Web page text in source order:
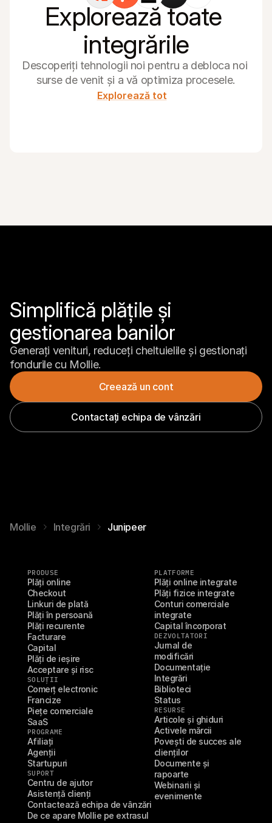
Explorează toate
integrările
Descoperiți tehnologii noi pentru a debloca noi
surse de venit și a vă optimiza procesele.
Explorează tot
Simplifică plățile și
gestionarea banilor
Generați venituri, reduceți cheltuielile și gestionați
fondurile cu Mollie.
Creează un cont
Contactați echipa de vânzări
Mollie Integrări Junipeer
PRODUSE
Plăți online
Checkout
Linkuri de plată
Plăți în persoană
Plăți recurente
Facturare
Capital
Plăți de ieșire
Acceptare și risc
SOLUȚII
Comerț electronic
Francize
Piețe comerciale
SaaS
PROGRAME
Afiliați
Agenții
Startupuri
SUPORT
Centru de ajutor
Asistență clienți
Contactează echipa de vânzări
De ce apare Mollie pe extrasul
PLATFORME
Plăți online integrate
Plăți fizice integrate
Conturi comerciale
integrate
Capital încorporat
DEZVOLTATORI
Jurnal de
modificări
Documentație
Integrări
Biblioteci
Status
RESURSE
Articole și ghiduri
Activele mărcii
Povești de succes ale
clienților
Documente și
rapoarte
Webinarii și
evenimente